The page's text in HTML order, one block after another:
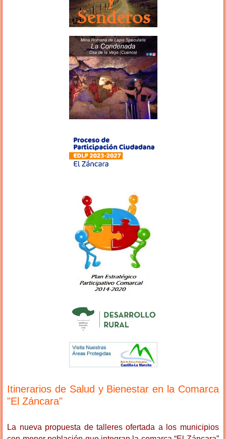
Itinerarios de Salud y Bienestar en la Comarca
"El Záncara"
La nueva propuesta de talleres ofertada a los municipios